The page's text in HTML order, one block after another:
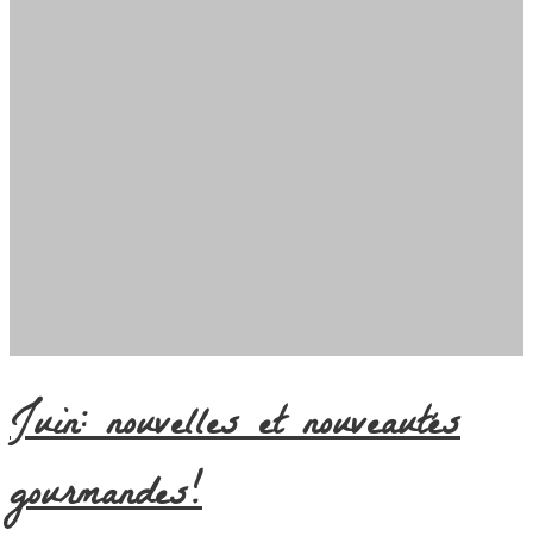
Juin: nouvelles et nouveautés
gourmandes!